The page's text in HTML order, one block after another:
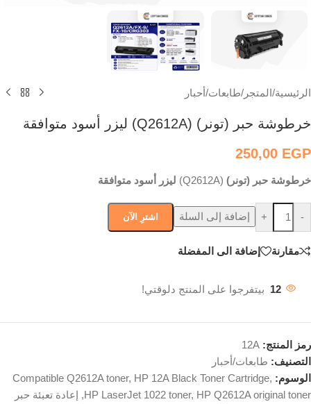
الرئيسية/المتجر /طابعات/أحبار
خرطوشة حبر (تونر) (Q2612A) ليزر أسود متوافقة
250,00 EGP
خرطوشة حبر (تونر) (Q2612A) ليزر أسود متوافقة
-
+ إضافة إلى السلة اشترِ الآن
مقارنة إضافة الى المفضلة
12 بيتفرجوا على المنتج دلوقتي!
رمز المنتج: 12A
التصنيف: طابعات/أحبار
الوسوم:
Compatible Q2612A toner, HP 12A Black Toner Cartridge,
HP LaserJet 1022 toner, HP Q2612A original toner
, إعادة تعبئة حبر